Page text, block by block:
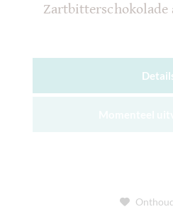
Zartbitterschokolade